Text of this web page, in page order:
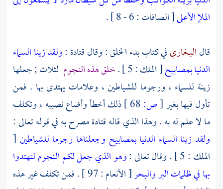
الملإ الأعلى[ الصافات : 6 - 8 ] .
قالالبخاريفي كتاب بدء الخلق : وقالقتادة :ولقد زينا السماء
الدنيا بمصابيح[ الملك : 5 ] . خلق هذه النجوم لثلاث ; جعلها
زينة للسماء ، ورجوما للشياطين ، وعلامات يهتدى بها . فمن
تأول فيها بغير[ص:
ذلك أخطأ وأضاع نصيبه ، وتكلف
ما لا علم له به . وهذا الذي قالهقتادةمصرح به في قوله تعالى :
ولقد زينا السماء الدنيا بمصابيح وجعلناها رجوما للشياطين [
الملك : 5 ] . وقال تعالى :
وهو الذي جعل لكم النجوم لتهتدوا
بها في ظلمات البر والبحر
[ الأنعام : 97 ] . فمن تكلف غير هذه